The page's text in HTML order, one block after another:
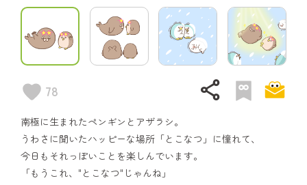
78 share
南極に生まれたペンギンとアザラシ。
うわさに聞いたハッピーな場所「とこなつ」に憧れて、
今日もそれっぽいことを楽しんでいます。
「もうこれ、"とこなつ"じゃんね」